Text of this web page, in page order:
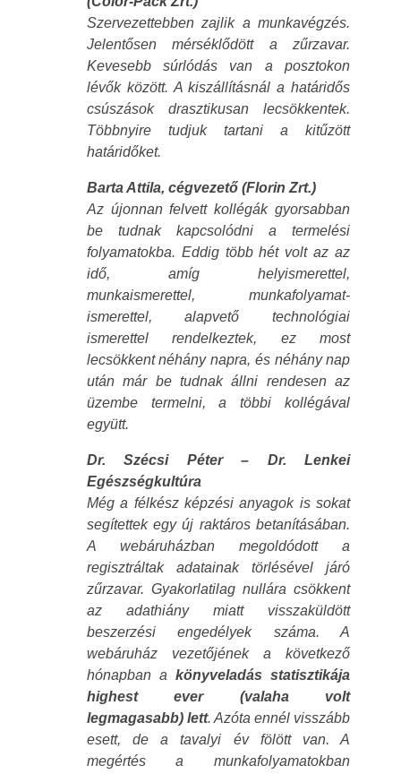
Szervezettebben zajlik a munkavégzés.
Jelentősen mérséklődött a zűrzavar.
Kevesebb súrlódás van a posztokon
lévők között. A kiszállításnál a határidős
csúszások drasztikusan lecsökkentek.
Többnyire tudjuk tartani a kitűzött
határidőket.
Barta Attila, cégvezető (Florin Zrt.)
Az újonnan felvett kollégák gyorsabban
be tudnak kapcsolódni a termelési
folyamatokba. Eddig több hét volt az az
idő, amíg helyismerettel,
munkaismerettel, munkafolyamat-
ismerettel, alapvető technológiai
ismerettel rendelkeztek, ez most
lecsökkent néhány napra, és néhány nap
után már be tudnak állni rendesen az
üzembe termelni, a többi kollégával
együtt.
Dr. Szécsi Péter – Dr. Lenkei
Egészségkultúra
Még a félkész képzési anyagok is sokat
segítettek egy új raktáros betanításában.
A webáruházban megoldódott a
regisztráltak adatainak törlésével járó
zűrzavar. Gyakorlatilag nullára csökkent
az adathiány miatt visszaküldött
beszerzési engedélyek száma. A
webáruház vezetőjének a következő
hónapban akönyveladás
statisztikája
highest ever (valaha volt
legmagasabb) lett. Azóta ennél visszább
esett, de a tavalyi év fölött van. A
megértés a munkafolyamatokban